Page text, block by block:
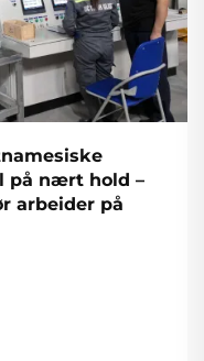
på nært hold –
arbeider på